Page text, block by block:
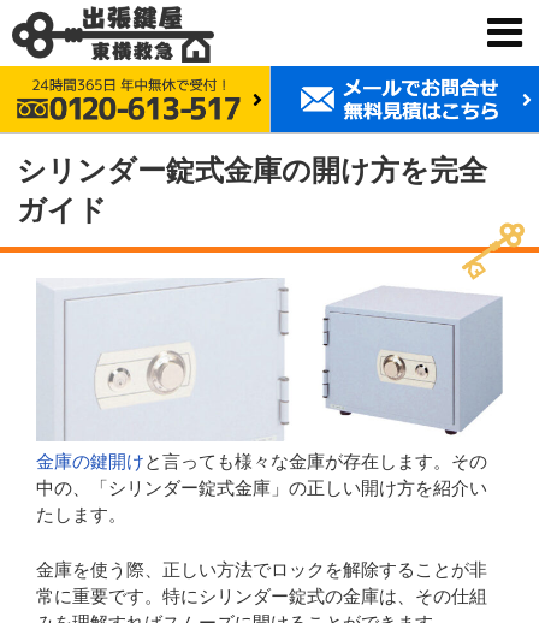
鍵交換 東横救急 鍵のトラブル時の豆知識
金庫の開け方に関するコラム
2024年8月15日公開 (2026年7月2日 更新)
シリンダー錠式金庫の開け方を完全
ガイド
金庫の鍵開けと言っても様々な金庫が存在します。その
中の、「シリンダー錠式金庫」の正しい開け方を紹介い
たします。
金庫を使う際、正しい方法でロックを解除することが非
常に重要です。特にシリンダー錠式の金庫は、その仕組